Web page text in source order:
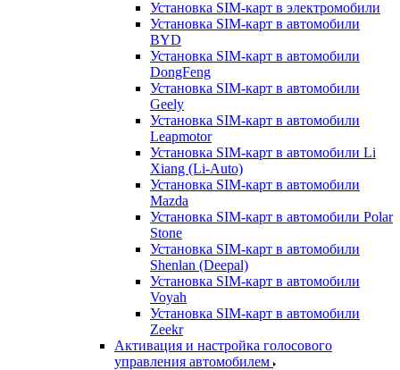
Установка SIM-карт в электромобили
Установка SIM-карт в автомобили
BYD
Установка SIM-карт в автомобили
DongFeng
Установка SIM-карт в автомобили
Geely
Установка SIM-карт в автомобили
Leapmotor
Установка SIM-карт в автомобили Li
Xiang (Li-Auto)
Установка SIM-карт в автомобили
Mazda
Установка SIM-карт в автомобили Polar
Stone
Установка SIM-карт в автомобили
Shenlan (Deepal)
Установка SIM-карт в автомобили
Voyah
Установка SIM-карт в автомобили
Zeekr
Активация и настройка голосового
управления автомобилем